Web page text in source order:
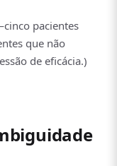
pacientes
que não
de eficácia.)